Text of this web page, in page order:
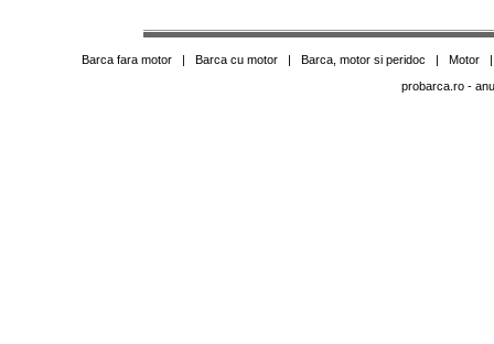
Barca fara motor| Barca cu motor| Barca, motor si peridoc | Motor
probarca.ro-